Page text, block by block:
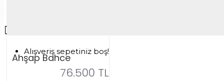
Alışveriş sepetiniz boş!
Ahşap Bahce
76.500 TL